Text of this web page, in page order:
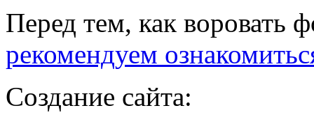
Перед тем, как воровать
рекомендуем
Создание сайта: